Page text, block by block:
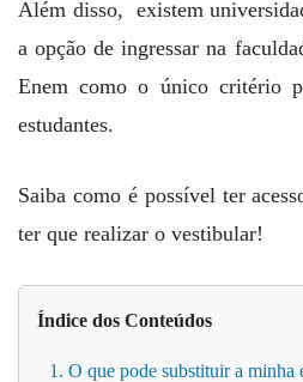
Além disso, existem
a opção de ingressar na
Enem como o único critério
estudantes.
Saiba como é possível ter
ter que realizar o vestibular!
Índice dos Conteúdos
1. O que pode substituir a minha